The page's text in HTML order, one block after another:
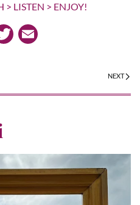
> LISTEN > ENJOY!
NEXT